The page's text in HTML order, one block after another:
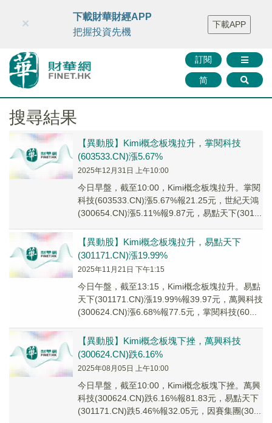
財華智庫網 FINTV FINMETA 財華證券 媒體矩陣
智庫沙龍
聯絡我們
訂閱
简
×
下載財華財經APP
把握投資先機
下載APP
搜尋結果
【異動股】Kimi概念板塊拉升，掌閱科技
(603533.CN)漲5.67%
2025年12月31日 上午10:00
今日早盤，截至10:00，Kimi概念板塊拉升。掌閱
科技(603533.CN)漲5.67%報21.25元，世紀天鴻
(300654.CN)漲5.11%報9.87元，易點天下(301...
【異動股】Kimi概念板塊拉升，易點天下
(301171.CN)漲19.99%
2025年11月21日 下午1:15
今日午盤，截至13:15，Kimi概念板塊拉升。易點
天下(301171.CN)漲19.99%報39.97元，萬興科技
(300624.CN)漲6.68%報77.5元，掌閱科技(60...
【異動股】Kimi概念板塊下挫，萬興科技
(300624.CN)跌6.16%
2025年08月05日 上午10:00
今日早盤，截至10:00，Kimi概念板塊下挫。萬興
科技(300624.CN)跌6.16%報81.83元，易點天下
(301171.CN)跌5.46%報32.05元，因賽集團(30...